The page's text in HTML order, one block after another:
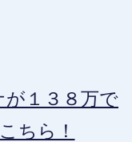
１３８万で
ちら！